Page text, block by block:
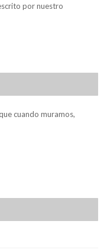
por nuestro
cuando muramos,